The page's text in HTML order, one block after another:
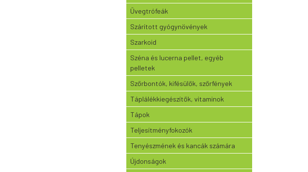
Üvegtrófeák
Szárított gyógynövények
Szarkoid
Széna és lucerna pellet, egyéb
pelletek
Szőrbontók, kifésülők, szőrfények
Táplálékkiegészítők, vitaminok
Tápok
Teljesítményfokozók
Tenyészmének és kancák számára
Újdonságok